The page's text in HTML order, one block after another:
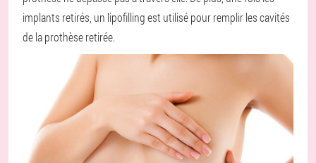
implants retirés, un lipofilling est utilisé pour remplir les cavités
de la prothèse retirée.